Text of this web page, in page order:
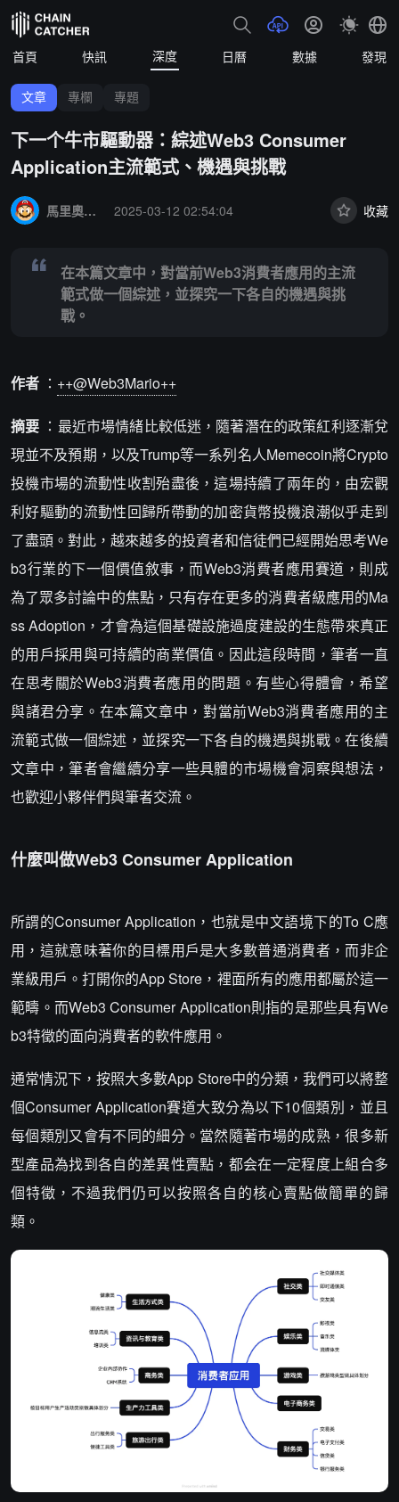
首頁 快訊 深度 日曆 數據 發現
文章 專欄 專題
下一个牛市驅動器：綜述Web3 Consumer
Application主流範式、機遇與挑戰
馬里奧看Web3
2025-03-12 02:54:04 收藏
在本篇文章中，對當前Web3消費者應用的主流
範式做一個綜述，並探究一下各自的機遇與挑
戰。
作者 ： ++@Web3Mario++
摘要 ：最近市場情緒比較低迷，隨著潛在的政策紅利逐漸兌
現並不及預期，以及Trump等一系列名人Memecoin將Crypto
投機市場的流動性收割殆盡後，這場持續了兩年的，由宏觀
利好驅動的流動性回歸所帶動的加密貨幣投機浪潮似乎走到
了盡頭。對此，越來越多的投資者和信徒們已經開始思考We
b3行業的下一個價值敘事，而Web3消費者應用賽道，則成
為了眾多討論中的焦點，只有存在更多的消費者級應用的Ma
ss Adoption，才會為這個基礎設施過度建設的生態帶來真正
的用戶採用與可持續的商業價值。因此這段時間，筆者一直
在思考關於Web3消費者應用的問題。有些心得體會，希望
與諸君分享。在本篇文章中，對當前Web3消費者應用的主
流範式做一個綜述，並探究一下各自的機遇與挑戰。在後續
文章中，筆者會繼續分享一些具體的市場機會洞察與想法，
也歡迎小夥伴們與筆者交流。
什麼叫做Web3 Consumer Application
所謂的Consumer Application，也就是中文語境下的To C應
用，這就意味著你的目標用戶是大多數普通消費者，而非企
業級用戶。打開你的App Store，裡面所有的應用都屬於這一
範疇。而Web3 Consumer Application則指的是那些具有We
b3特徵的面向消費者的軟件應用。
通常情況下，按照大多數App Store中的分類，我們可以將整
個Consumer Application賽道大致分為以下10個類別，並且
每個類別又會有不同的細分。當然隨著市場的成熟，很多新
型產品為找到各自的差異性賣點，都会在一定程度上組合多
個特徵，不過我們仍可以按照各自的核心賣點做簡單的歸
類。